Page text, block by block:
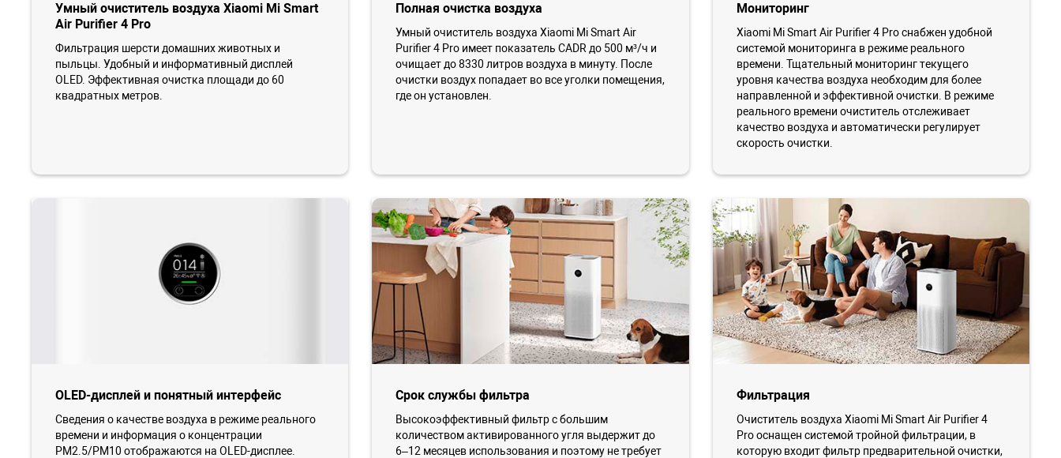
Умный очиститель воздуха Xiaomi Mi Smart
Air Purifier 4 Pro
Фильтрация шерсти домашних животных и
пыльцы. Удобный и информативный дисплей
OLED. Эффективная очистка площади до 60
квадратных метров.
Полная очистка воздуха
Умный очиститель воздуха Xiaomi Mi Smart Air
Purifier 4 Pro имеет показатель CADR до 500 м³/ч и
очищает до 8330 литров воздуха в минуту. После
очистки воздух попадает во все уголки помещения,
где он установлен.
Мониторинг
Xiaomi Mi Smart Air Purifier 4 Pro снабжен удобной
системой мониторинга в режиме реального
времени. Тщательный мониторинг текущего
уровня качества воздуха необходим для более
направленной и эффективной очистки. В режиме
реального времени очиститель отслеживает
качество воздуха и автоматически регулирует
скорость очистки.
OLED-дисплей и понятный интерфейс
Сведения о качестве воздуха в режиме реального
времени и информация о концентрации
PM2.5/PM10 отображаются на OLED-дисплее.
Срок службы фильтра
Высокоэффективный фильтр с большим
количеством активированного угля выдержит до
6–12 месяцев использования и поэтому не требует
Фильтрация
Очиститель воздуха Xiaomi Mi Smart Air Purifier 4
Pro оснащен системой тройной фильтрации, в
которую входит фильтр предварительной очистки,